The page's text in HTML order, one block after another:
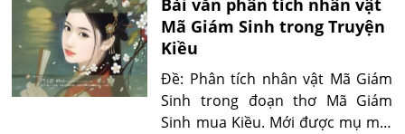
những vần thơ biểu cảm bộc lộ
tâm trạng bi thương của Thuý
Kiều...
Bài văn phân tích nhân vật
Mã Giám Sinh trong Truyện
Kiều
Đề: Phân tích nhân vật Mã Giám
Sinh trong đoạn thơ Mã Giám
Sinh mua Kiều. Mới được mụ mối